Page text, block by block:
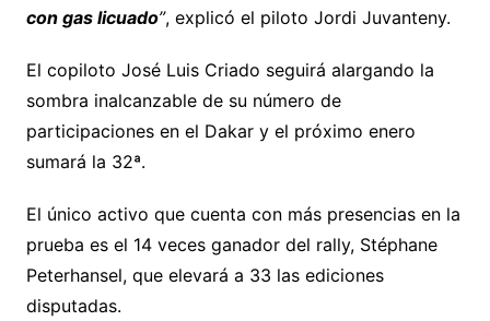
con gas licuado”, explicó el piloto Jordi Juvanteny.
El copiloto José Luis Criado seguirá alargando la
sombra inalcanzable de su número de
participaciones en el Dakar y el próximo enero
sumará la 32ª.
El único activo que cuenta con más presencias en la
prueba es el 14 veces ganador del rally, Stéphane
Peterhansel, que elevará a 33 las ediciones
disputadas.